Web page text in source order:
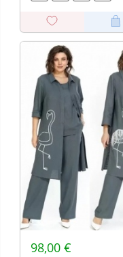
98,00 €